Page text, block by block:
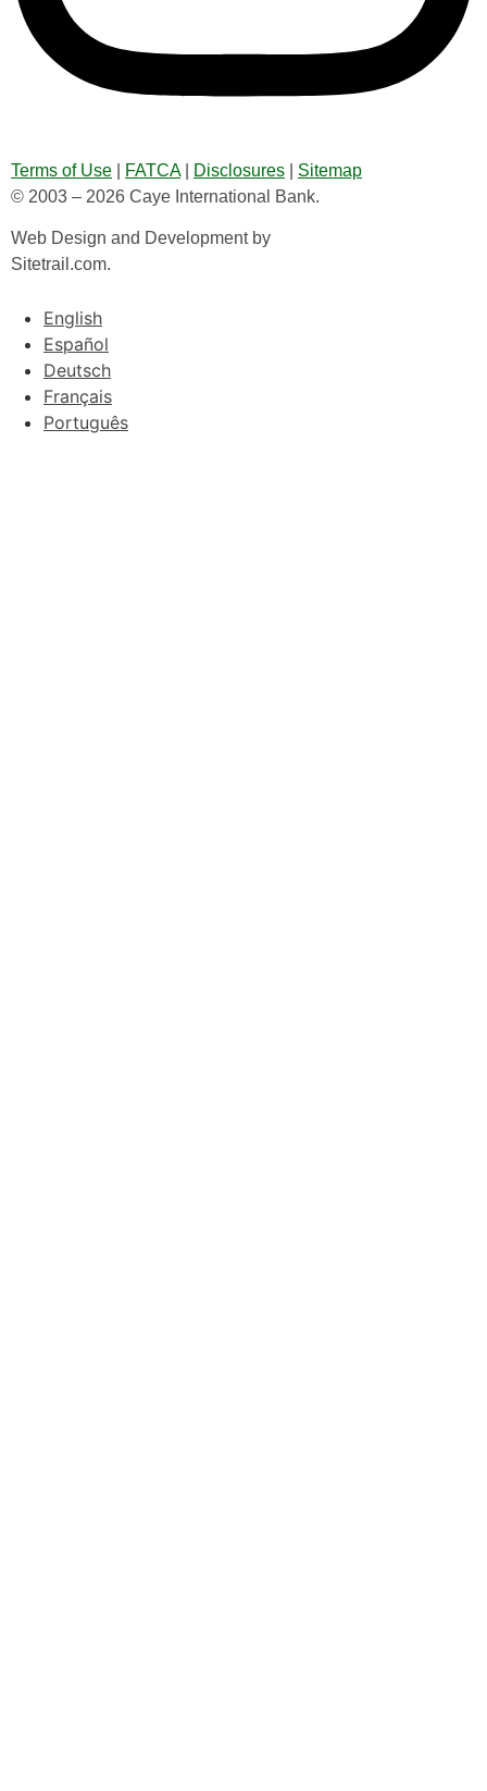
Terms of Use FATCA| Disclosures
Sitemap
© 2003 – 2026 Caye International Bank.
Web Design and Development by
Sitetrail.com.
English
Español
Deutsch
Français
Português